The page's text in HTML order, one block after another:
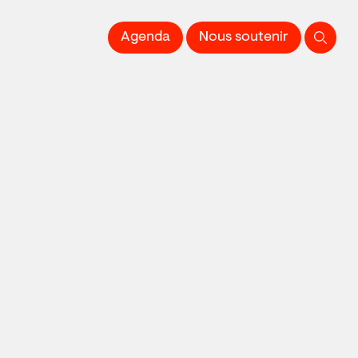
impriméeAgenda Nous soutenir